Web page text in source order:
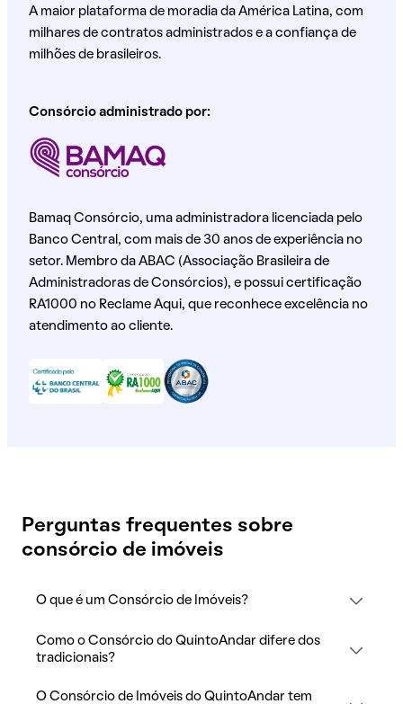
A maior plataforma de moradia da América Latina, com
milhares de contratos administrados e a confiança de
milhões de brasileiros.
Consórcio administrado por:
Bamaq Consórcio, uma administradora licenciada pelo
Banco Central, com mais de 30 anos de experiência no
setor. Membro da ABAC (Associação Brasileira de
Administradoras de Consórcios), e possui certificação
RA1000 no Reclame Aqui, que reconhece excelência no
atendimento ao cliente.
Perguntas frequentes sobre
consórcio de imóveis
O que é um Consórcio de Imóveis?
Como o Consórcio do QuintoAndar difere dos
tradicionais?
O Consórcio de Imóveis do QuintoAndar tem